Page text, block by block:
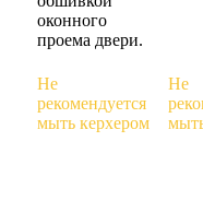
оконного
проема двери.
Не
рекомендуется
мыть керхером
Не